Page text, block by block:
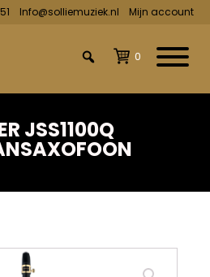
Info@solliemuziek.nl Mijn account
0
JSS1100Q